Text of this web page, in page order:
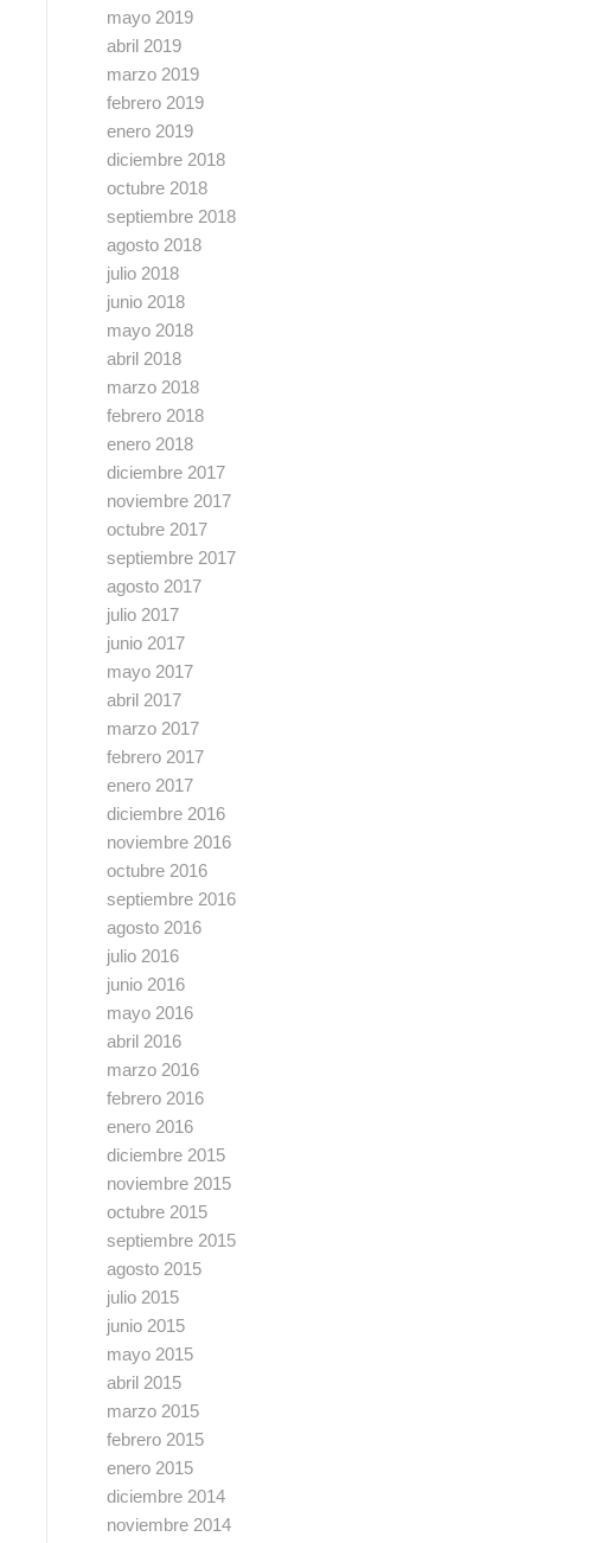
mayo 2019
abril 2019
marzo 2019
febrero 2019
enero 2019
diciembre 2018
octubre 2018
septiembre 2018
agosto 2018
julio 2018
junio 2018
mayo 2018
abril 2018
marzo 2018
febrero 2018
enero 2018
diciembre 2017
noviembre 2017
octubre 2017
septiembre 2017
agosto 2017
julio 2017
junio 2017
mayo 2017
abril 2017
marzo 2017
febrero 2017
enero 2017
diciembre 2016
noviembre 2016
octubre 2016
septiembre 2016
agosto 2016
julio 2016
junio 2016
mayo 2016
abril 2016
marzo 2016
febrero 2016
enero 2016
diciembre 2015
noviembre 2015
octubre 2015
septiembre 2015
agosto 2015
julio 2015
junio 2015
mayo 2015
abril 2015
marzo 2015
febrero 2015
enero 2015
diciembre 2014
noviembre 2014